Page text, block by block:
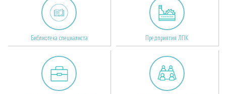
Библиотека специалиста Предприятия ЛПК